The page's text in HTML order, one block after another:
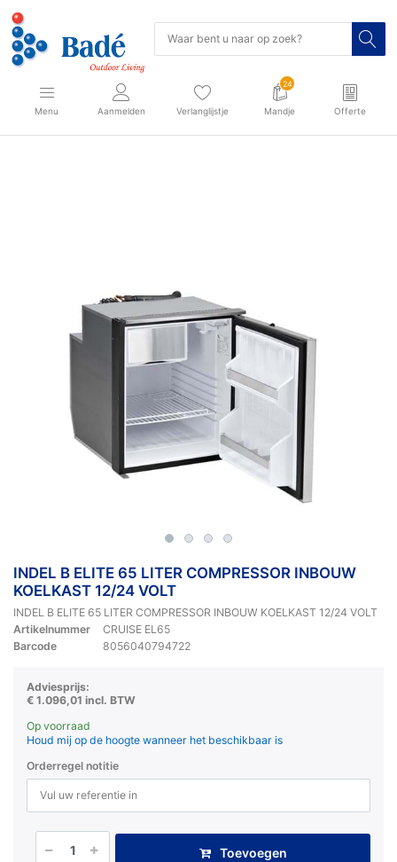
Menu Aanmelden Verlanglijstje
24
Mandje Offerte
INDEL B ELITE 65 LITER COMPRESSOR INBOUW
KOELKAST 12/24 VOLT
INDEL B ELITE 65 LITER COMPRESSOR INBOUW KOELKAST 12/24 VOLT
Artikelnummer
CRUISE EL65
Barcode
8056040794722
Adviesprijs:
€ 1.096,01 incl. BTW
Op voorraad
Houd mij op de hoogte wanneer het beschikbaar is
Orderregel notitie
Toevoegen